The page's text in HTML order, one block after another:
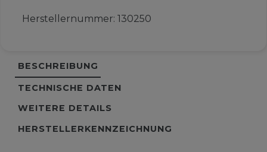
Herstellernummer: 130250
BESCHREIBUNG
TECHNISCHE DATEN
WEITERE DETAILS
HERSTELLERKENNZEICHNUNG